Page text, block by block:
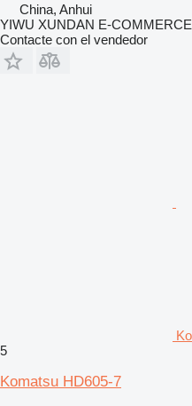
China, Anhui
YIWU XUNDAN E-
Contacte con el vendedor
5
Komatsu HD605-7